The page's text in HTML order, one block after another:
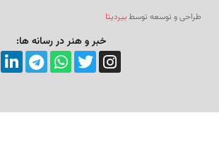
طراحی و توسعه توسطبیردیتا
خبر و هنر در رسانه ها: